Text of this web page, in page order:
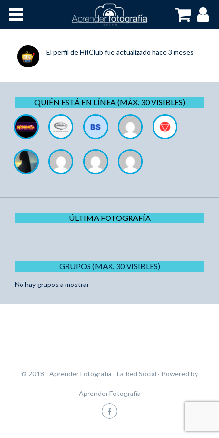
Cursos OnLine
El perfil deHitClub fue actualizado hace 3 meses
QUIÉN ESTÁ EN LÍNEA (MÁX. 30 VISIBLES)
ÚLTIMA FOTOGRAFÍA
GRUPOS (MÁX. 30 VISIBLES)
No hay grupos a mostrar
© 2018 - Aprender Fotografía - La Red Social · Powered by
Aprender Fotografía